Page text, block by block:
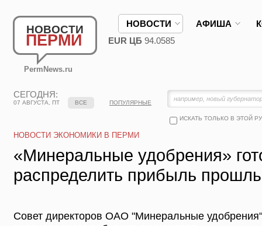
НОВОСТИ
ПЕРМИ
PermNews.ru
НОВОСТИ АФИША
EUR ЦБ 94.0585
СЕГОДНЯ:
07 АВГУСТА, ПТ
ИСКАТЬ ТОЛЬКО В ЭТОЙ
ВСЕ ПОПУЛЯРНЫЕ
НОВОСТИ ЭКОНОМИКИ В ПЕРМИ
«Минеральные удобрения»
распределить прибыль
Совет директоров ОАО "Минеральные